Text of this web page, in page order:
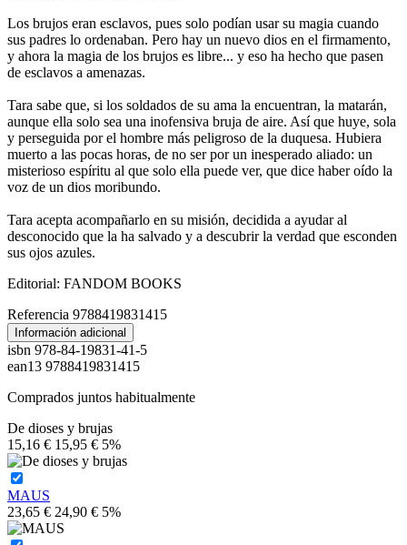
Los brujos eran esclavos, pues solo podían usar su magia cuando
sus padres lo ordenaban. Pero hay un nuevo dios en el firmamento,
y ahora la magia de los brujos es libre... y eso ha hecho que pasen
de esclavos a amenazas.
Tara sabe que, si los soldados de su ama la encuentran, la matarán,
aunque ella solo sea una inofensiva bruja de aire. Así que huye, sola
y perseguida por el hombre más peligroso de la duquesa. Hubiera
muerto a las pocas horas, de no ser por un inesperado aliado: un
misterioso espíritu al que solo ella puede ver, que dice haber oído la
voz de un dios moribundo.
Tara acepta acompañarlo en su misión, decidida a ayudar al
desconocido que la ha salvado y a descubrir la verdad que esconden
sus ojos azules.
Editorial: FANDOM BOOKS
Referencia 9788419831415
Información adicional
isbn 978-84-19831-41-5
ean13 9788419831415
Comprados juntos habitualmente
De dioses y brujas
15,16 € 15,95 € 5%
MAUS
23,65 € 24,90 € 5%